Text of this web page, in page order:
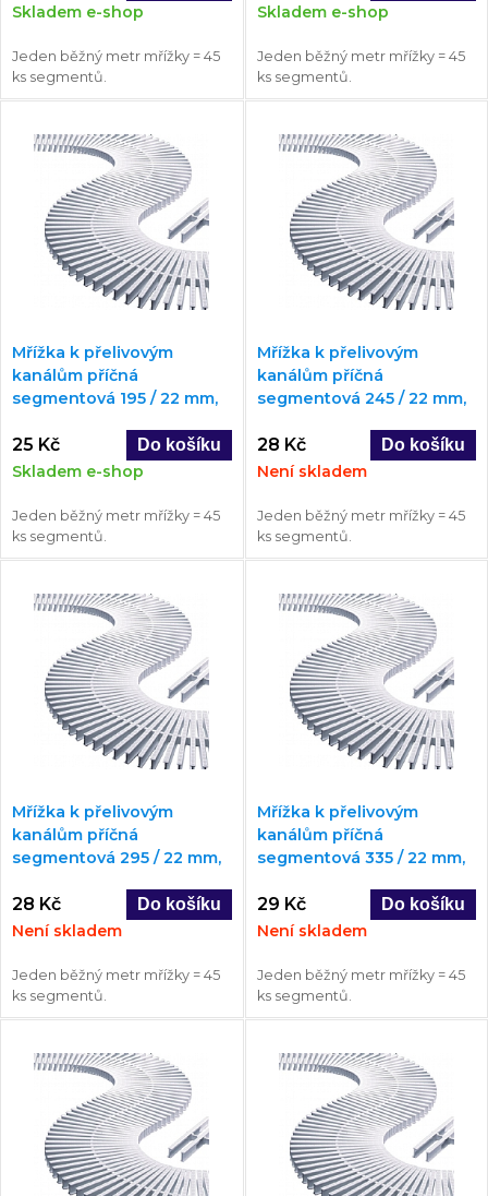
Skladem e-shop
Jeden běžný metr mřížky = 45
ks segmentů.
Skladem e-shop
Jeden běžný metr mřížky = 45
ks segmentů.
Mřížka k přelivovým
kanálům příčná
segmentová 195 / 22 mm,
25 Kč
Skladem e-shop
Jeden běžný metr mřížky = 45
ks segmentů.
Mřížka k přelivovým
kanálům příčná
segmentová 245 / 22 mm,
28 Kč
Není skladem
Jeden běžný metr mřížky = 45
ks segmentů.
Mřížka k přelivovým
kanálům příčná
segmentová 295 / 22 mm,
28 Kč
Není skladem
Jeden běžný metr mřížky = 45
ks segmentů.
Mřížka k přelivovým
kanálům příčná
segmentová 335 / 22 mm,
29 Kč
Není skladem
Jeden běžný metr mřížky = 45
ks segmentů.